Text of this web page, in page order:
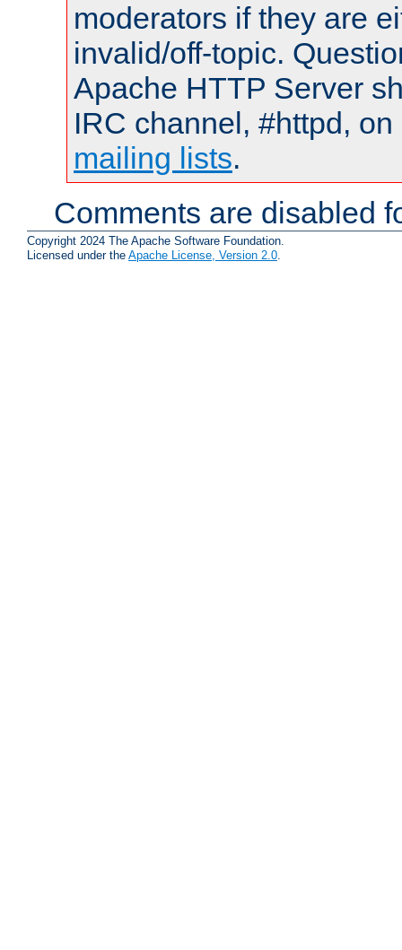
moderators if they are
invalid/off-topic.
Apache HTTP Server
IRC channel, #httpd,
mailing lists.
Comments are disabled
Copyright 2024 The Apache Software Foundation.
Licensed under the Apache License, Version 2.0